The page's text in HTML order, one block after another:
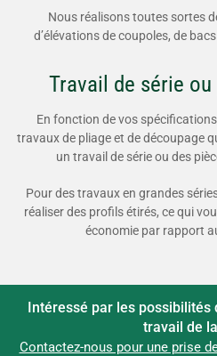
Nous réalisons toutes sortes
d’élévations de coupoles, de
Travail de série
En fonction de vos
travaux de pliage et de découpage
un travail de série ou des
Pour des travaux en grandes
réaliser des profils étirés, ce qui
économie par rapport
Intéressé par les
travail de
Contactez-nous pour une prise